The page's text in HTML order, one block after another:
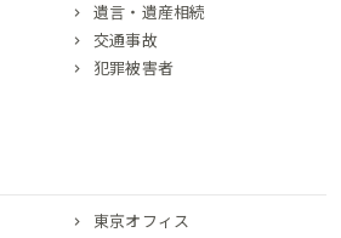
遺言・遺産相続
交通事故
犯罪被害者
東京オフィス